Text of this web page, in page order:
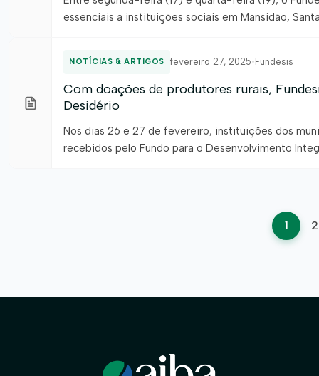
essenciais a instituições sociais em Mansidão,
NOTÍCIAS & ARTIGOS fevereiro 27, 2025• Fundesis
Com doações de produtores rurais,
Desidério
Nos dias 26 e 27 de fevereiro, instituições dos
recebidos pelo Fundo para o Desenvolvimento
1 2